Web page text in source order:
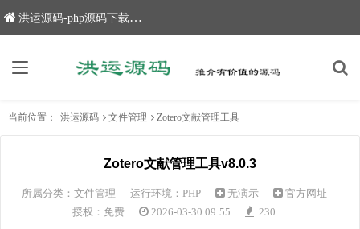
洪运源码-php源码下载,网站源码,网站源码下载
当前位置： 洪运源码 文件管理 Zotero文献管理工具
Zotero文献管理工具v8.0.3
所属分类： 文件管理 运行环境：PHP 无演示
官方网址
授权：免费
2026-03-30 09:55 230